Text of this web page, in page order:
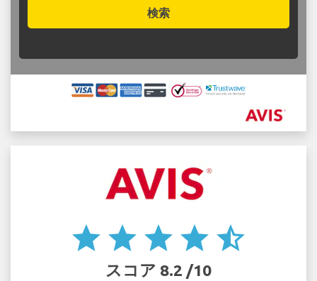
検索
star star star star star_half
スコア 8.2 /10